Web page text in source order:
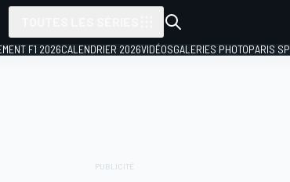
F1 2026CALENDRIER 2026VIDÉOSGALERIES PHOTOPARIS